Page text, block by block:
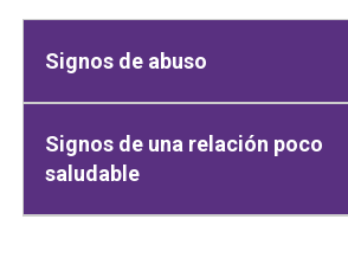
Signos de abuso
Signos de una relación poco
saludable